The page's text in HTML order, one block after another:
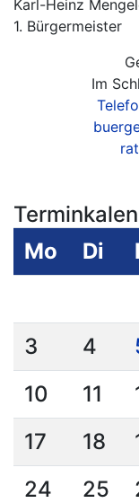
Karl-Heinz
1. Bürgermeister
Im
Mo
Di
3
4
10
11
17
18
24
25